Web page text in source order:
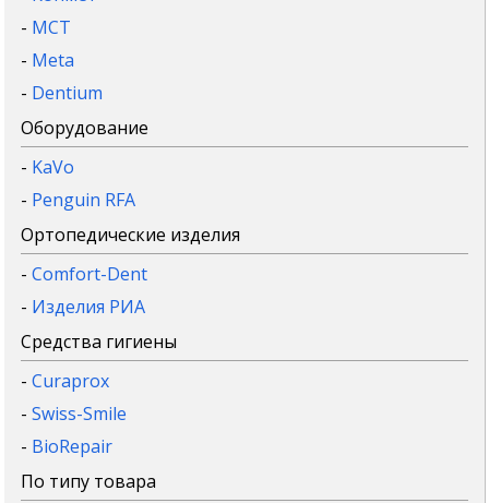
- MCT
- Meta
- Dentium
Оборудование
- KaVo
- Penguin RFA
Ортопедические изделия
-Comfort-Dent
- Изделия РИА
Средства гигиены
-Curaprox
-Swiss-Smile
- BioRepair
По типу товара